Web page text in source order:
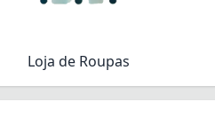
Loja de Roupas